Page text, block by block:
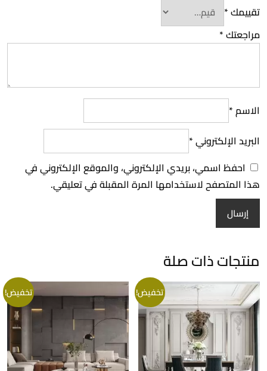
تقييمك*
مراجعتك*
الاسم*
البريد الإلكتروني*
احفظ اسمي، بريدي الإلكتروني، والموقع الإلكتروني في
هذا المتصفح لاستخدامها المرة المقبلة في تعليقي.
منتجات ذات صلة
تخفيض! تخفيض!